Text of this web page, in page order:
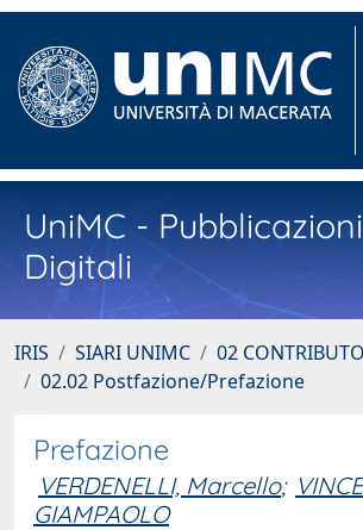
UniMC -
Digitali
IRIS SIARI UNIMC
02
02.02 Postfazione/Prefazione
Prefazione
VERDENELLI, Marcello;
GIAMPAOLO